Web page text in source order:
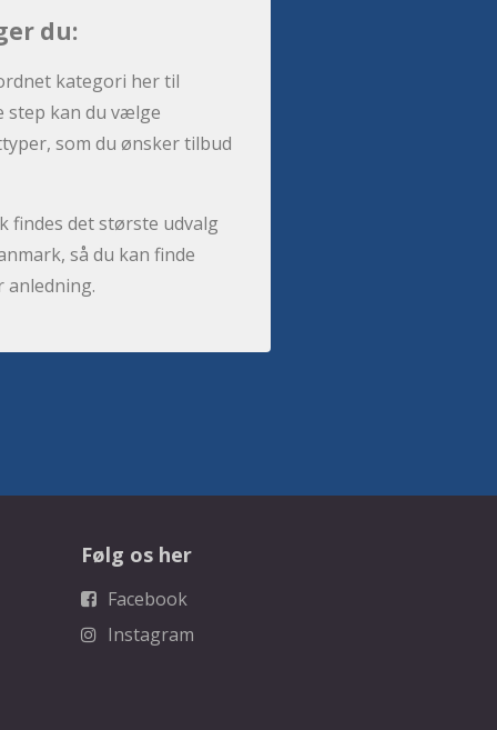
du:
kategori her til
step kan du vælge
som du ønsker tilbud
findes det største udvalg
så du kan finde
anledning.
Følg os her
Facebook
Instagram